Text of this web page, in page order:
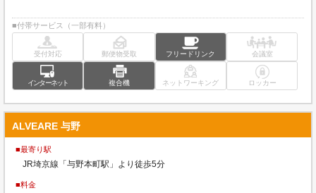
■付帯サービス（一部有料）
受付対応 郵便物受取 フリードリンク 会議室
インターネット 複合機 ネットワーキング ロッカー
ALVEARE 与野
■最寄り駅
JR埼京線「与野本町駅」より徒歩5分
■料金